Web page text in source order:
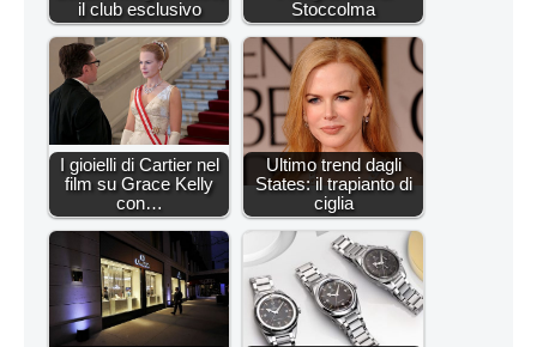
il club esclusivo
Stoccolma
I gioielli di Cartier nel
film su Grace Kelly
con…
Ultimo trend dagli
States: il trapianto di
ciglia